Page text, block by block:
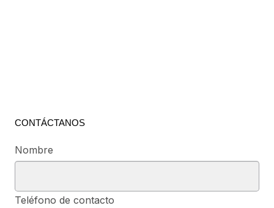
CONTÁCTANOS
Nombre
Teléfono de contacto